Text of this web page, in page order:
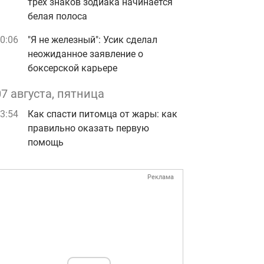
белая полоса
"Я не железный": Усик сделал
неожиданное заявление о
боксерской карьере
августа, пятница
Как спасти питомца от жары: как
правильно оказать первую
помощь
Реклама